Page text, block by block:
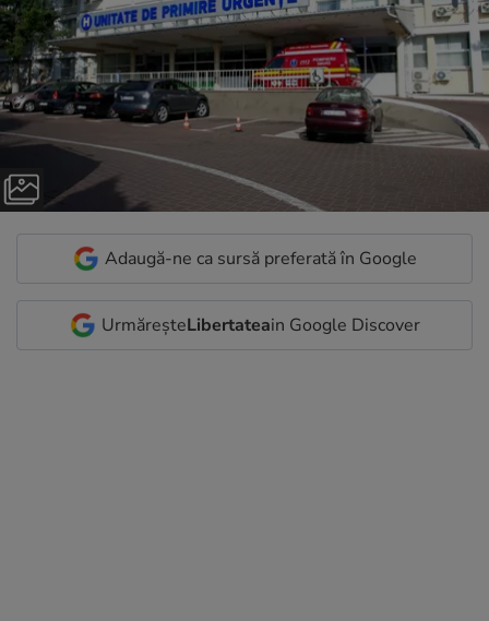
Adaugă-ne ca sursă preferată în Google
UrmăreșteLibertateain Google Discover